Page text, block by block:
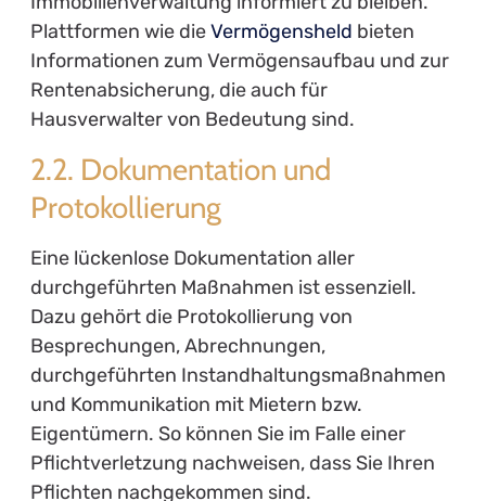
Plattformen wie dieVermögensheld bieten
Informationen zum Vermögensaufbau und zur
Rentenabsicherung, die auch für
Hausverwalter von Bedeutung sind.
2.2. Dokumentation und
Protokollierung
Eine lückenlose Dokumentation aller
durchgeführten Maßnahmen ist essenziell.
Dazu gehört die Protokollierung von
Besprechungen, Abrechnungen,
durchgeführten Instandhaltungsmaßnahmen
und Kommunikation mit Mietern bzw.
Eigentümern. So können Sie im Falle einer
Pflichtverletzung nachweisen, dass Sie Ihren
Pflichten nachgekommen sind.